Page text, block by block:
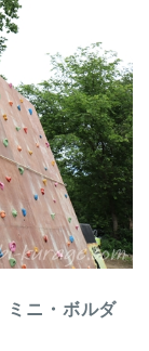
ミニ・ボルダ